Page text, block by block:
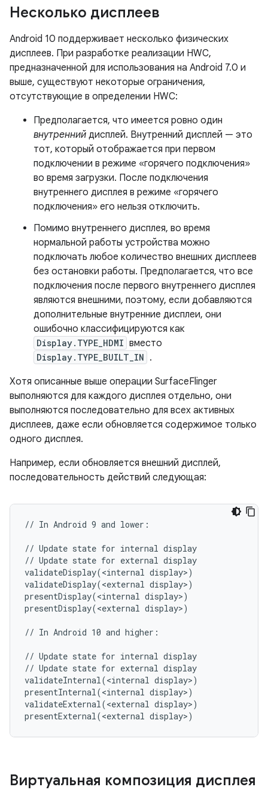
Несколько дисплеев
Android 10 поддерживает несколько физических
дисплеев. При разработке реализации HWC,
предназначенной для использования на Android 7.0 и
выше, существуют некоторые ограничения,
отсутствующие в определении HWC:
Предполагается, что имеется ровно один
внутренний дисплей. Внутренний дисплей — это
тот, который отображается при первом
подключении в режиме «горячего подключения»
во время загрузки. После подключения
внутреннего дисплея в режиме «горячего
подключения» его нельзя отключить.
Помимо внутреннего дисплея, во время
нормальной работы устройства можно
подключать любое количество внешних дисплеев
без остановки работы. Предполагается, что все
подключения после первого внутреннего дисплея
являются внешними, поэтому, если добавляются
дополнительные внутренние дисплеи, они
ошибочно классифицируются как
Display.TYPE_HDMI вместо
Display.TYPE_BUILT_IN .
Хотя описанные выше операции SurfaceFlinger
выполняются для каждого дисплея отдельно, они
выполняются последовательно для всех активных
дисплеев, даже если обновляется содержимое только
одного дисплея.
Например, если обновляется внешний дисплей,
последовательность действий следующая:
// In Android 9 and lower:
// Update state for internal display
// Update state for external display
validateDisplay(<internal display>)
validateDisplay(<external display>)
presentDisplay(<internal display>)
presentDisplay(<external display>)
// In Android 10 and higher:
// Update state for internal display
// Update state for external display
validateInternal(<internal display>)
presentInternal(<internal display>)
validateExternal(<external display>)
Виртуальная композиция дисплея